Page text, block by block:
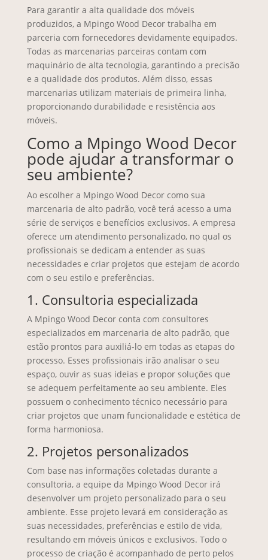
Para garantir a alta qualidade dos móveis
produzidos, a Mpingo Wood Decor trabalha em
parceria com fornecedores devidamente equipados.
Todas as marcenarias parceiras contam com
maquinário de alta tecnologia, garantindo a precisão
e a qualidade dos produtos. Além disso, essas
marcenarias utilizam materiais de primeira linha,
proporcionando durabilidade e resistência aos
móveis.
Como a Mpingo Wood Decor
pode ajudar a transformar o
seu ambiente?
Ao escolher a Mpingo Wood Decor como sua
marcenaria de alto padrão, você terá acesso a uma
série de serviços e benefícios exclusivos. A empresa
oferece um atendimento personalizado, no qual os
profissionais se dedicam a entender as suas
necessidades e criar projetos que estejam de acordo
com o seu estilo e preferências.
1. Consultoria especializada
A Mpingo Wood Decor conta com consultores
especializados em marcenaria de alto padrão, que
estão prontos para auxiliá-lo em todas as etapas do
processo. Esses profissionais irão analisar o seu
espaço, ouvir as suas ideias e propor soluções que
se adequem perfeitamente ao seu ambiente. Eles
possuem o conhecimento técnico necessário para
criar projetos que unam funcionalidade e estética de
forma harmoniosa.
2. Projetos personalizados
Com base nas informações coletadas durante a
consultoria, a equipe da Mpingo Wood Decor irá
desenvolver um projeto personalizado para o seu
ambiente. Esse projeto levará em consideração as
suas necessidades, preferências e estilo de vida,
resultando em móveis únicos e exclusivos. Todo o
processo de criação é acompanhado de perto pelos